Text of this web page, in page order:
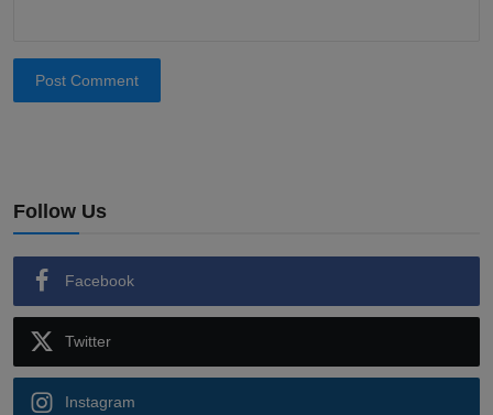
Post Comment
Follow Us
Facebook
Twitter
Instagram